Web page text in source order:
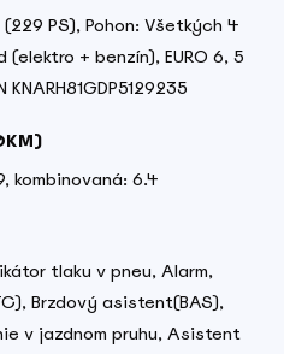
(229 PS), Pohon: Všetkých 4
+ benzín), EURO 6, 5
kombinovaná: 6.4
tlaku v pneu, Alarm,
Brzdový asistent(BAS),
v jazdnom pruhu, Asistent